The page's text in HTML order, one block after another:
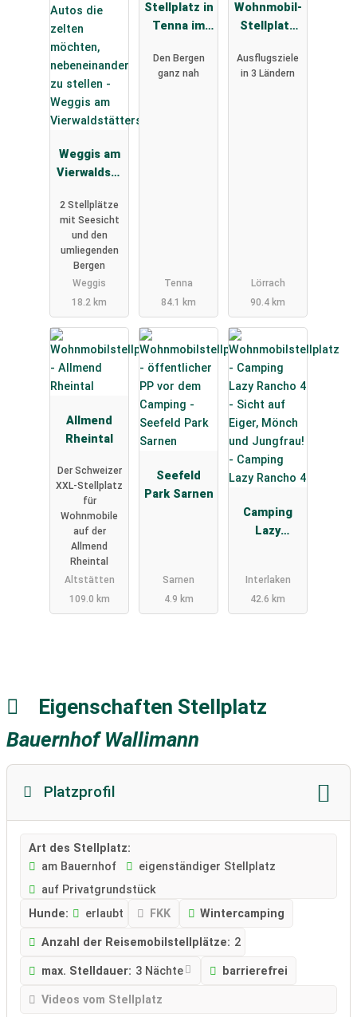
Weggis am
Vierwaldstä
2 Stellplätze
mit Seesicht
und den
umliegenden
Bergen
Weggis
18.2 km
Stellplatz in
Tenna im
Den Bergen
ganz nah
Tenna
84.1 km
Wohnmobil-
Stellplatz
Basel
Ausflugsziele
in 3 Ländern
Lörrach
90.4 km
Allmend
Rheintal
Der Schweizer
XXL-Stellplatz
für
Wohnmobile
auf der
Allmend
Rheintal
Altstätten
109.0 km
Seefeld
Park Sarnen
Sarnen
4.9 km
Camping
Lazy
Interlaken
42.6 km
Eigenschaften Stellplatz
Bauernhof Wallimann
Platzprofil
Art des Stellplatz:
am Bauernhof
eigenständiger Stellplatz
auf Privatgrundstück
Hunde:
erlaubt FKK Wintercamping
Anzahl der Reisemobilstellplätze: 2
max. Stelldauer: 3 Nächte barrierefrei
Videos vom Stellplatz